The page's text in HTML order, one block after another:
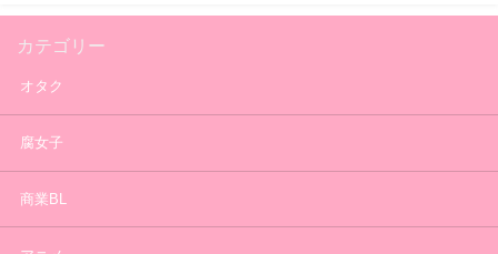
カテゴリー
オタク
腐女子
商業BL